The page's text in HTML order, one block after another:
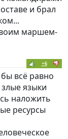
и брал
маршем-
+6
всё равно
языки
наложить
ресурсы